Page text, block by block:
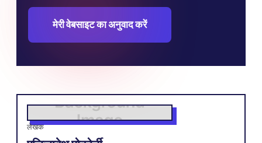
मेरी वेबसाइट का अनुवाद करें
लेखक